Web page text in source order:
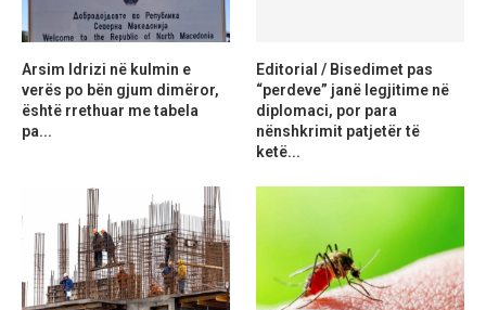
Arsim Idrizi në kulmin e
verës po bën gjum dimëror,
është rrethuar me tabela
pa...
Editorial / Bisedimet pas
“perdeve” janë legjitime në
diplomaci, por para
nënshkrimit patjetër të
ketë...